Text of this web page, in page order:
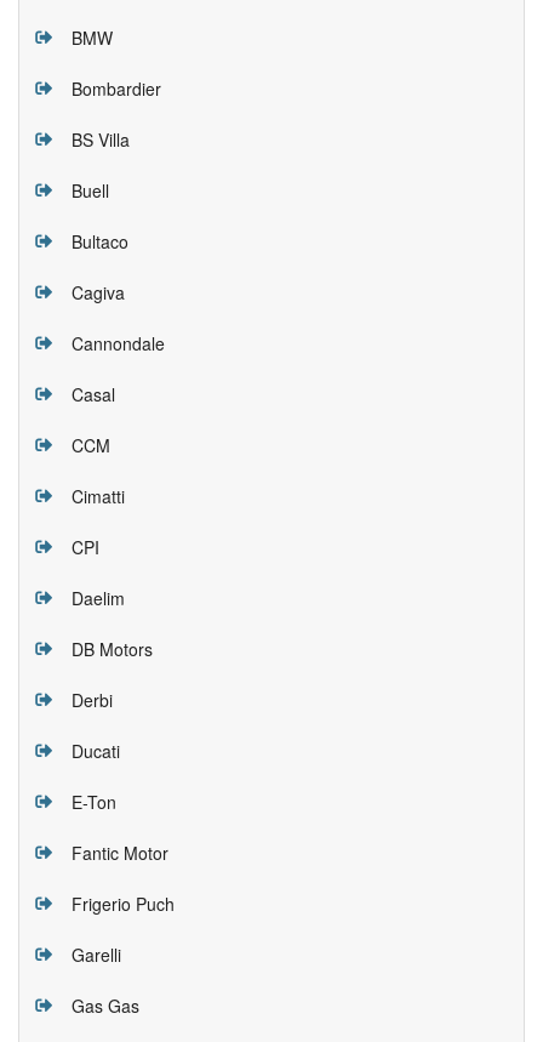
BMW
Bombardier
BS Villa
Buell
Bultaco
Cagiva
Cannondale
Casal
CCM
Cimatti
CPI
Daelim
DB Motors
Derbi
Ducati
E-Ton
Fantic Motor
Frigerio Puch
Garelli
Gas Gas